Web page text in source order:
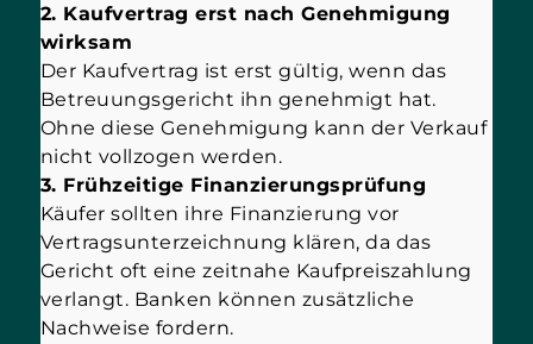
2. Kaufvertrag erst nach Genehmigung
wirksam
Der Kaufvertrag ist erst gültig, wenn das
Betreuungsgericht ihn genehmigt hat.
Ohne diese Genehmigung kann der Verkauf
nicht vollzogen werden.
3. Frühzeitige Finanzierungsprüfung
Käufer sollten ihre Finanzierung vor
Vertragsunterzeichnung klären, da das
Gericht oft eine zeitnahe Kaufpreiszahlung
verlangt. Banken können zusätzliche
Nachweise fordern.